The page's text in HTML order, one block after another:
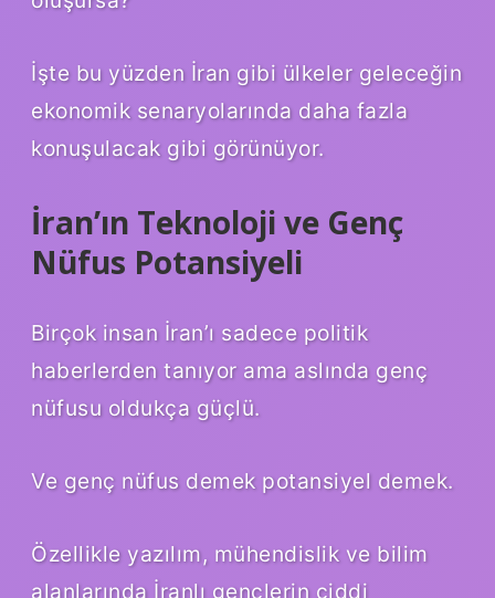
İşte bu yüzden İran gibi ülkeler geleceğin
ekonomik senaryolarında daha fazla
konuşulacak gibi görünüyor.
İran’ın Teknoloji ve Genç
Nüfus Potansiyeli
Birçok insan İran’ı sadece politik
haberlerden tanıyor ama aslında genç
nüfusu oldukça güçlü.
Ve genç nüfus demek potansiyel demek.
Özellikle yazılım, mühendislik ve bilim
alanlarında İranlı gençlerin ciddi